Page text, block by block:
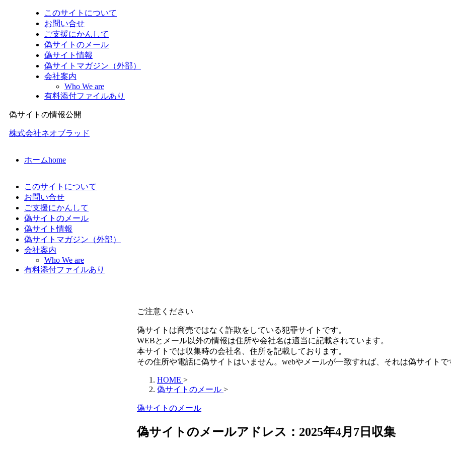
このサイトについて
お問い合せ
ご支援にかんして
偽サイトのメール
偽サイト情報
偽サイトマガジン（外部）
会社案内
Who We are
有料添付ファイルあり
偽サイトの情報公開
株式会社ネオブラッド
ホームhome
このサイトについて
お問い合せ
ご支援にかんして
偽サイトのメール
偽サイト情報
偽サイトマガジン（外部）
会社案内
Who We are
有料添付ファイルあり
ご注意ください
偽サイトは商売ではなく詐欺をしている犯罪サイトです。
WEBとメール以外の情報は住所や会社名は適当に記載されています。
本サイトでは収集時の会社名、住所を記載しております。
その住所や電話に偽サイトはいません。webやメールが一致すれば、それは偽サイトで
HOME >
偽サイトのメール >
偽サイトのメール
偽サイトのメールアドレス：2025年4月7日収集